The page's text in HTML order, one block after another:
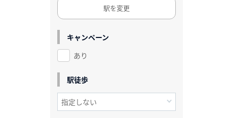
駅を変更
キャンペーン
あり
駅徒歩